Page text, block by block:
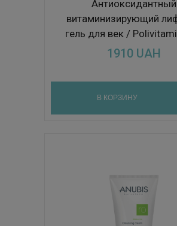
Антиоксидантный
витаминизирующий
гель для век /
lift eye contour 18ml
1910 UAH
В КОРЗИНУ